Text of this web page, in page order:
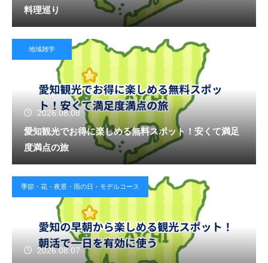
料理巡り
地域雑学
2026.08.08
愛知観光でお得に楽しめる無料スポット！安くて満足
度満点の旅
季節・花・夜景・雨の日・モデルコース
2026.08.07